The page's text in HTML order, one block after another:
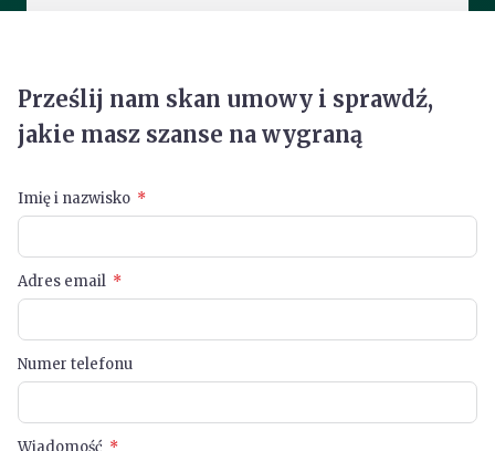
Prześlij nam skan umowy i sprawdź,
jakie masz szanse na wygraną
Imię i nazwisko
Adres email
Numer telefonu